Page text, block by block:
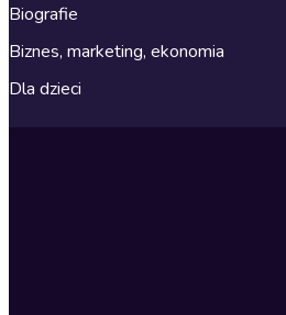
Biografie
Biznes, marketing, ekonomia
Dla dzieci